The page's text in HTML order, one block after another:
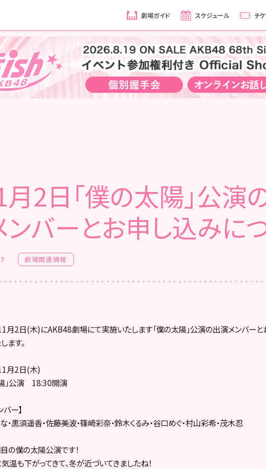
劇場ガイド スケジュール チ
月2日「僕の太陽」公演
ンバーとお申し込みに
劇場関連情報
月2日(木)にAKB48劇場にて実施いたします「僕の太陽」公演の出演メンバー
ます。
月2日(木)
」公演 18:30開演
バー】
・黒須遥香・佐藤美波・篠崎彩奈・鈴木くるみ・谷口めぐ・村山彩希・茂木忍
の僕の太陽公演です！
温も下がってきて、冬が近づいてきましたね！